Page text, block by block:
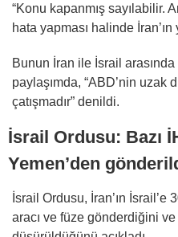
“Konu kapanmış sayılabilir.
hata yapması halinde İran’ın
Bunun İran ile İsrail
paylaşımda, “ABD’nin uzak
çatışmadır” denildi.
İsrail Ordusu: Bazı
Yemen’den
İsrail Ordusu, İran’ın İsrail’e
aracı ve füze gönderdiğini ve